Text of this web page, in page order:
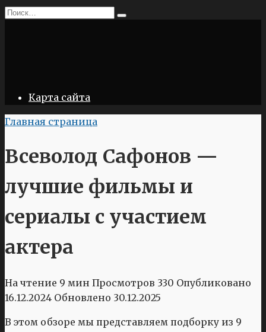
Перейти
Search
Карта сайта
Главная страница
Всеволод Сафонов —
лучшие фильмы и
сериалы с участием
актера
На чтение 9 мин Просмотров 330 Опубликовано
16.12.2024 Обновлено 30.12.2025
В этом обзоре мы представляем подборку из 9